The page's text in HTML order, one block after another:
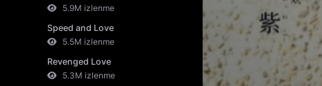
5.9M izlenme
Speed and Love
5.5M izlenme
Revenged Love
5.3M izlenme